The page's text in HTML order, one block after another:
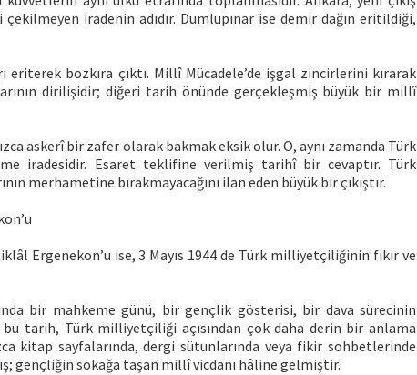
iradenin adıdır. Dumlupınar ise demir dağın eritildiği,
eriterek bozkıra çıktı. Millî Mücadele’de işgal zincirlerini kırarak
dirilişidir; diğeri tarih önünde gerçekleşmiş büyük bir millî
askerî bir zafer olarak bakmak eksik olur. O, aynı zamanda Türk
iradesidir. Esaret teklifine verilmiş tarihî bir cevaptır. Türk
merhametine bırakmayacağını ilan eden büyük bir çıkıştır.
Ergenekon’u ise, 3 Mayıs 1944 de Türk milliyetçiliğinin fikir ve
bir mahkeme günü, bir gençlik gösterisi, bir dava sürecinin
bu tarih, Türk milliyetçiliği açısından çok daha derin bir anlama
kitap sayfalarında, dergi sütunlarında veya fikir sohbetlerinde
gençliğin sokağa taşan millî vicdanı hâline gelmiştir.